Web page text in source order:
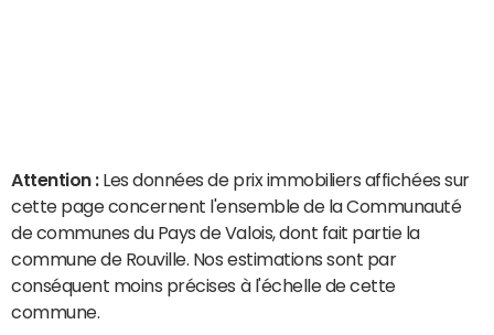
Attention : Les données de prix immobiliers affichées sur
cette page concernent l'ensemble de la Communauté
de communes du Pays de Valois, dont fait partie la
commune de Rouville. Nos estimations sont par
conséquent moins précises à l'échelle de cette
commune.